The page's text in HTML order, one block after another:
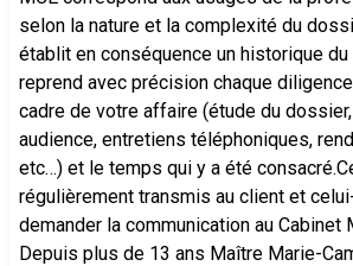
selon la nature et la complexité du
établit en conséquence un historique
reprend avec précision chaque
cadre de votre affaire (étude du
audience, entretiens téléphoniques,
etc…) et le temps qui y a été
régulièrement transmis au client et
demander la communication au Cabinet
Depuis plus de 13 ans Maître Marie-